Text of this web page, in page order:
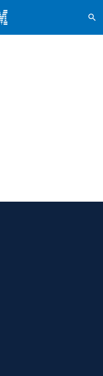
search